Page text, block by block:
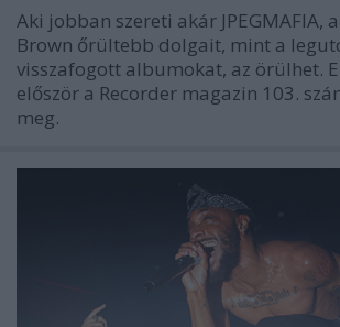
Aki jobban szereti akár JPEGMAFIA,
Brown őrültebb dolgait, mint a
visszafogott albumokat, az örülhet.
először a Recorder magazin 103.
meg.